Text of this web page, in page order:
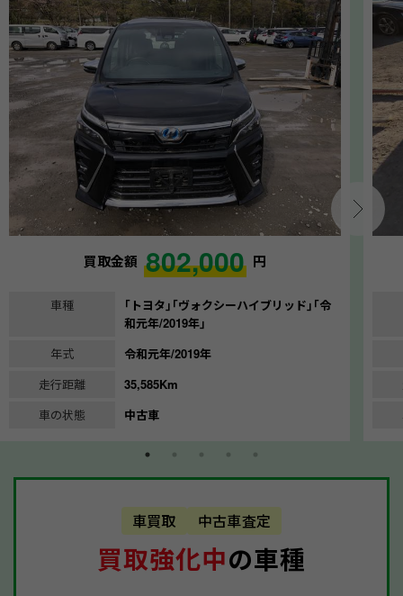
買取金額 802,000 円
車種
｢トヨタ｣｢ヴォクシーハイブリッド｣｢令
和元年/2019年｣
年式
令和元年/2019年
走行距離
35,585Km
車の状態
中古車
車買取 中古車査定
買取強化中の車種